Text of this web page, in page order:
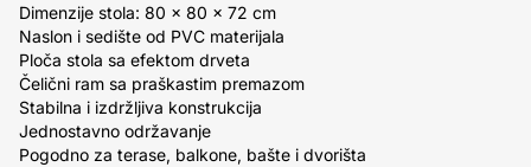
Dimenzije stola: 80 × 80 × 72 cm
Naslon i sedište od PVC materijala
Ploča stola sa efektom drveta
Čelični ram sa praškastim premazom
Stabilna i izdržljiva konstrukcija
Jednostavno održavanje
Pogodno za terase, balkone, bašte i dvorišta